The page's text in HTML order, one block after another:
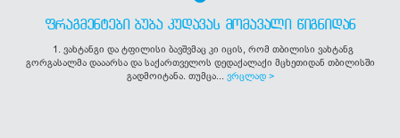
ᲤᲠᲐᲒᲛᲔᲜᲢᲔᲑᲘ ᲑᲣᲑᲐ ᲙᲣᲓᲐᲕᲐᲡ ᲛᲝᲛᲐᲕᲐᲚᲘ ᲬᲘᲒᲜᲘᲓᲐᲜ
1. ვახტანგი და ტფილისი ბავშვმაც კი იცის, რომ თბილისი ვახტანგ
გორგასალმა დააარსა და საქართველოს დედაქალაქი მცხეთიდან თბილისში
გადმოიტანა. თუმცა... ვრცლად >